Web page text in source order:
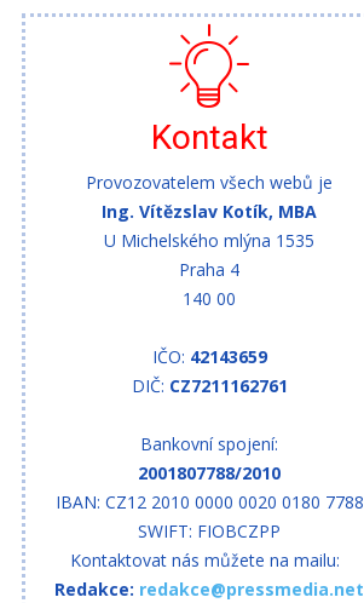
Kontakt
Provozovatelem všech webů je
Ing. Vítězslav Kotík, MBA
U Michelského mlýna 1535
Praha 4
140 00
IČO: 42143659
DIČ: CZ7211162761
Bankovní spojení:
2001807788/2010
IBAN: CZ12 2010 0000 0020 0180 7788
SWIFT: FIOBCZPP
Kontaktovat nás můžete na mailu:
Redakce: redakce@pressmedia.net